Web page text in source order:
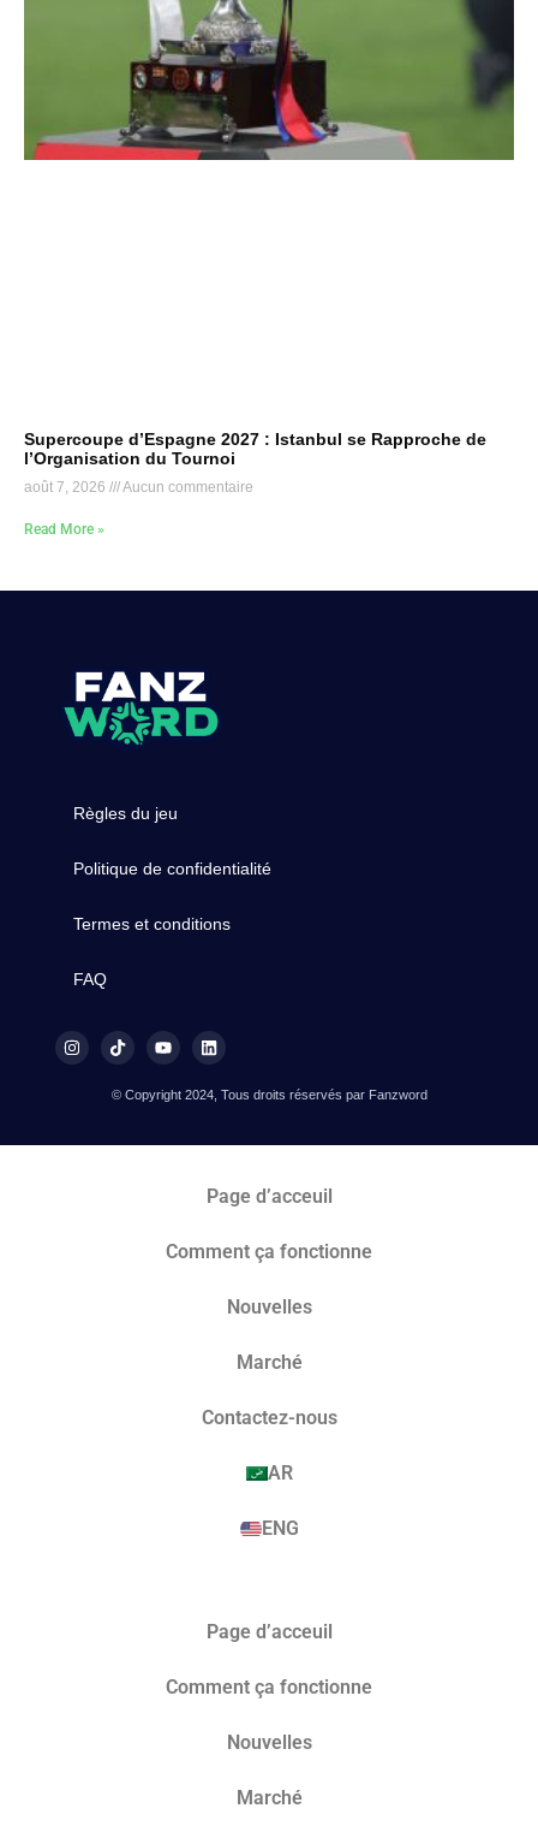
Supercoupe d’Espagne 2027 : Istanbul se Rapproche de
l’Organisation du Tournoi
août 7, 2026 Aucun commentaire
Read More »
Règles du jeu
Politique de confidentialité
Termes et conditions
FAQ
© Copyright 2024, Tous droits réservés par Fanzword
Page d’acceuil
Comment ça fonctionne
Nouvelles
Marché​
Contactez-nous
AR
ENG
Page d’acceuil
Comment ça fonctionne
Nouvelles
Marché​